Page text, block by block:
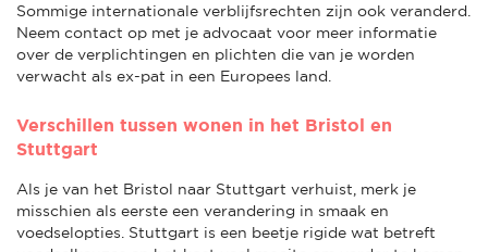
Sommige internationale verblijfsrechten zijn ook veranderd.
Neem contact op met je advocaat voor meer informatie
over de verplichtingen en plichten die van je worden
verwacht als ex-pat in een Europees land.
Verschillen tussen wonen in het Bristol en
Stuttgart
Als je van het Bristol naar Stuttgart verhuist, merk je
misschien als eerste een verandering in smaak en
voedselopties. Stuttgart is een beetje rigide wat betreft